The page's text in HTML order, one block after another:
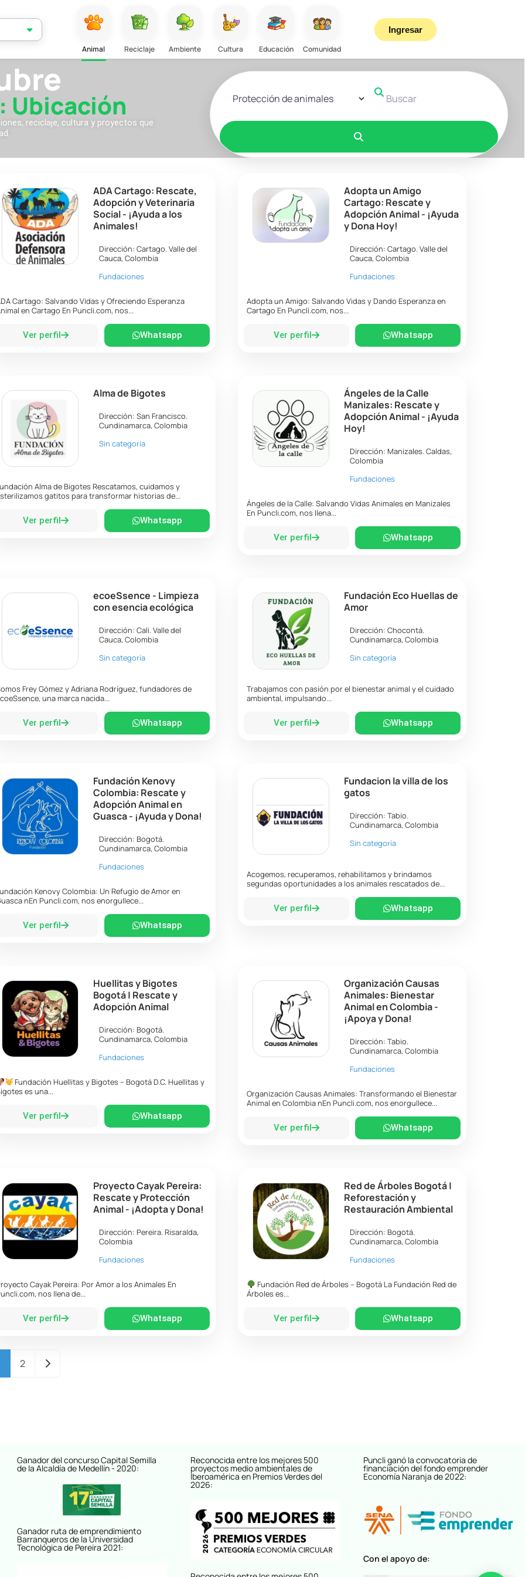
Animal Reciclaje Ambiente Cultura Educación Comunidad
Ingresar
Ubicación
reciclaje, cultura y proyectos que
Seleccionar el formulario de búsquedaBuscar
ADA Cartago: Rescate,
Adopción y Veterinaria
Social - ¡Ayuda a los
Animales!
Dirección:Cartago.Valle del
Cauca,Colombia
Fundaciones
Cartago: Salvando Vidas y Ofreciendo Esperanza
en Cartago En Puncli.com, nos...
Ver perfil Whatsapp
Adopta un Amigo
Cartago: Rescate y
Adopción Animal - ¡Ayuda
y Dona Hoy!
Dirección:Cartago.Valle del
Cauca,Colombia
Fundaciones
Adopta un Amigo: Salvando Vidas y Dando Esperanza en
Cartago En Puncli.com, nos...
Ver perfil Whatsapp
Alma de Bigotes
Dirección:San Francisco.
Cundinamarca,Colombia
Sin categoría
Alma de Bigotes Rescatamos, cuidamos y
gatitos para transformar historias de...
Ver perfil Whatsapp
Ángeles de la Calle
Manizales: Rescate y
Adopción Animal - ¡Ayuda
Hoy!
Dirección: Manizales.Caldas,
Colombia
Fundaciones
Ángeles de la Calle: Salvando Vidas Animales en Manizales
En Puncli.com, nos llena...
Ver perfil Whatsapp
ecoeSsence - Limpieza
con esencia ecológica
Dirección:Cali.Valle del
Cauca,Colombia
Sin categoría
Frey Gómez y Adriana Rodríguez, fundadores de
una marca nacida...
Ver perfil Whatsapp
Fundación Eco Huellas de
Amor
Dirección:Chocontá.
Cundinamarca,Colombia
Sin categoría
Trabajamos con pasión por el bienestar animal y el cuidado
ambiental, impulsando...
Ver perfil Whatsapp
Fundación Kenovy
Colombia: Rescate y
Adopción Animal en
Guasca - ¡Ayuda y Dona!
Dirección: Bogotá.
Cundinamarca,Colombia
Fundaciones
Kenovy Colombia: Un Refugio de Amor en
nEn Puncli.com, nos enorgullece...
Ver perfil Whatsapp
Fundacion la villa de los
gatos
Dirección:Tabio.
Cundinamarca,Colombia
Sin categoría
Acogemos, recuperamos, rehabilitamos y brindamos
segundas oportunidades a los animales rescatados de...
Ver perfil Whatsapp
Huellitas y Bigotes
Bogotá | Rescate y
Adopción Animal
Dirección: Bogotá.
Cundinamarca,Colombia
Fundaciones
Fundación Huellitas y Bigotes – Bogotá D.C. Huellitas y
es una...
Ver perfil Whatsapp
Organización Causas
Animales: Bienestar
Animal en Colombia -
¡Apoya y Dona!
Dirección:Tabio.
Cundinamarca,Colombia
Fundaciones
Organización Causas Animales: Transformando el Bienestar
Animal en Colombia nEn Puncli.com, nos enorgullece...
Ver perfil Whatsapp
Proyecto Cayak Pereira:
Rescate y Protección
Animal - ¡Adopta y Dona!
Dirección: Pereira. Risaralda,
Colombia
Fundaciones
Cayak Pereira: Por Amor a los Animales En
nos llena de...
Ver perfil Whatsapp
Red de Árboles Bogotá |
Reforestación y
Restauración Ambiental
Dirección: Bogotá.
Cundinamarca,Colombia
Fundaciones
Fundación Red de Árboles – Bogotá La Fundación Red de
Árboles es...
Ver perfil Whatsapp
2 Entradas anteriores
Ganador del concurso Capital Semilla
de la Alcaldía de Medellín - 2020:
Ganador ruta de emprendimiento
Barranqueros de la Universidad
Tecnológica de Pereira 2021:
Reconocida entre los mejores 500
proyectos medio ambientales de
Iberoamérica en Premios Verdes del
2026:
Puncli ganó la convocatoria de
financiación del fondo emprender
Economía Naranja de 2022:
Con el apoyo de: